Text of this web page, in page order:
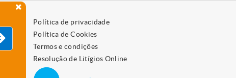
Política de privacidade
Política de Cookies
Termos e condições
Resolução de Litígios Online